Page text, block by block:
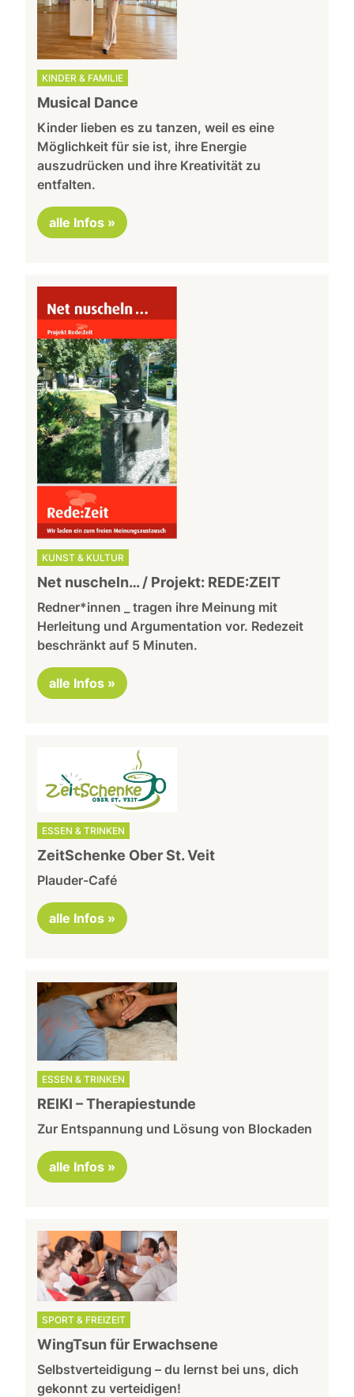
KINDER & FAMILIE
Musical Dance
Kinder lieben es zu tanzen, weil es eine
Möglichkeit für sie ist, ihre Energie
auszudrücken und ihre Kreativität zu
entfalten.
alle Infos »
KUNST & KULTUR
Net nuscheln… / Projekt: REDE:ZEIT
Redner*innen _ tragen ihre Meinung mit
Herleitung und Argumentation vor. Redezeit
beschränkt auf 5 Minuten.
alle Infos »
ESSEN & TRINKEN
ZeitSchenke Ober St. Veit
Plauder-Café
alle Infos »
ESSEN & TRINKEN
REIKI – Therapiestunde
Zur Entspannung und Lösung von Blockaden
alle Infos »
SPORT & FREIZEIT
WingTsun für Erwachsene
Selbstverteidigung – du lernst bei uns, dich
gekonnt zu verteidigen!